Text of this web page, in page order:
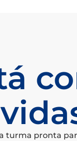
turma pronta